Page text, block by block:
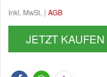
Inkl. MwSt. | AGB
JETZT